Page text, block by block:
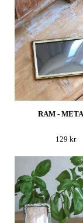
RAM -
129 kr